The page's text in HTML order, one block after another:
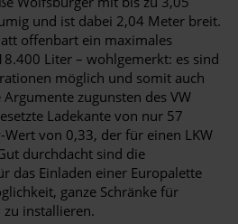
und ist dabei 2,04 Meter breit.
offenbart ein maximales
Liter – wohlgemerkt: es sind
möglich und somit auch
Argumente zugunsten des VW
Ladekante von nur 57
von 0,33, der für einen LKW
durchdacht sind die
das Einladen einer Europalette
ganze Schränke für
installieren.